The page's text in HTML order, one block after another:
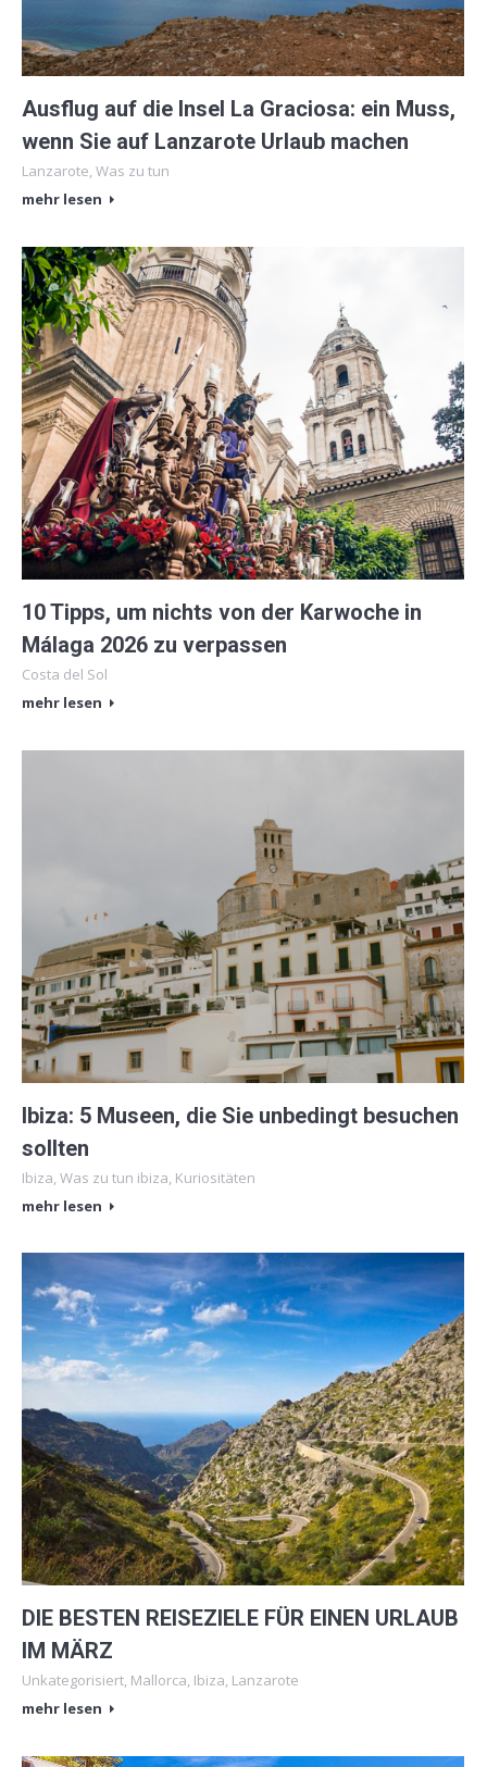
Ausflug auf die Insel La Graciosa: ein Muss,
wenn Sie auf Lanzarote Urlaub machen
Lanzarote, Was zu tun
mehr lesen
10 Tipps, um nichts von der Karwoche in
Málaga 2026 zu verpassen
Costa del Sol
mehr lesen
Ibiza: 5 Museen, die Sie unbedingt besuchen
sollten
Ibiza, Was zu tun ibiza, Kuriositäten
mehr lesen
DIE BESTEN REISEZIELE FÜR EINEN URLAUB
IM MÄRZ
Unkategorisiert, Mallorca, Ibiza, Lanzarote
mehr lesen